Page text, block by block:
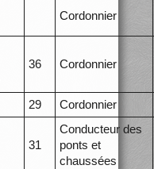
Cordonnier
36 Cordonnier
29 Cordonnier
31
Conducteur des
ponts et
chaussées